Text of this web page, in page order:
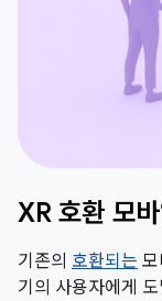
XR 호환 모
기존의 호환되는 모
기의 사용자에게